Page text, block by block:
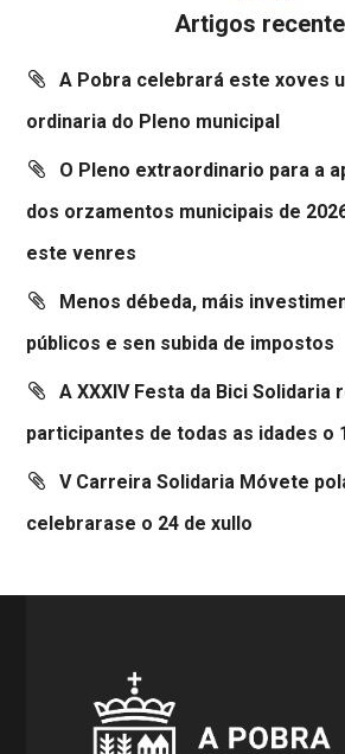
Artigos
A Pobra celebrará este xoves
ordinaria do Pleno municipal
O Pleno extraordinario para a
dos orzamentos municipais de
este venres
Menos débeda, máis
públicos e sen subida de impostos
A XXXIV Festa da Bici Solidaria
participantes de todas as idades o
V Carreira Solidaria Móvete
celebrarase o 24 de xullo